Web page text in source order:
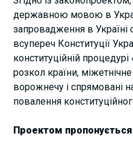
державною мовою в
запровадження в Україні
всупереч Конституції
конституційній
розкол країни,
ворожнечу і спрямовані
повалення
Проектом